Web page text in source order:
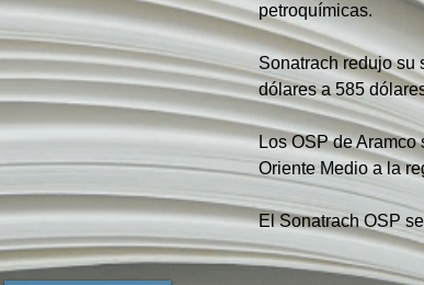
petroquímicas.
Sonatrach redujo su
dólares a 585
Los OSP de
Oriente Medio a la
El Sonatrach OSP